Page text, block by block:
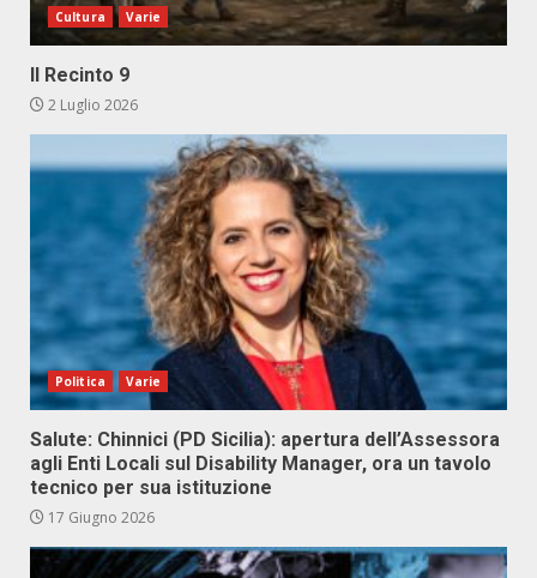
Cultura Varie
Il Recinto 9
2 Luglio 2026
Politica Varie
Salute: Chinnici (PD Sicilia): apertura dell’Assessora
agli Enti Locali sul Disability Manager, ora un tavolo
tecnico per sua istituzione
17 Giugno 2026